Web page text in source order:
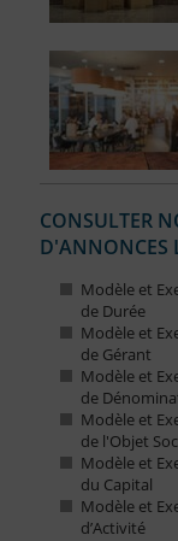
CONSULTER
D'ANNONCES
Modèle et
de Durée
Modèle et
de Gérant
Modèle et
de
Modèle et
de l'Objet
Modèle et
du Capital
Modèle et
d’Activité